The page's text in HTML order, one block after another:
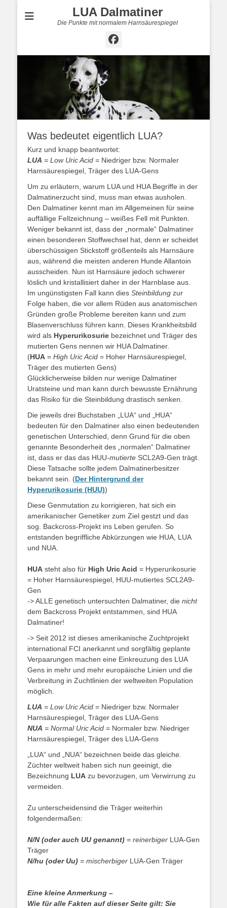
LUA Dalmatiner
Die Punkte mit normalem Harnsäurespiegel
Facebook
Was bedeutet eigentlich LUA?
Kurz und knapp beantwortet:
LUA = Low Uric Acid = Niedriger bzw. Normaler
Harnsäurespiegel, Träger des LUA-Gens
Um zu erläutern, warum LUA und HUA Begriffe in der
Dalmatinerzucht sind, muss man etwas ausholen.
Den Dalmatiner kennt man im Allgemeinen für seine
auffällige Fellzeichnung – weißes Fell mit Punkten.
Weniger bekannt ist, dass der „normale“ Dalmatiner
einen besonderen Stoffwechsel hat, denn er scheidet
überschüssigen Stickstoff größenteils als Harnsäure
aus, während die meisten anderen Hunde Allantoin
ausscheiden. Nun ist Harnsäure jedoch schwerer
löslich und kristallisiert daher in der Harnblase aus.
Im ungünstigsten Fall kann dies Steinbildung zur
Folge haben, die vor allem Rüden aus anatomischen
Gründen große Probleme bereiten kann und zum
Blasenverschluss führen kann. Dieses Krankheitsbild
wird als Hyperurikosurie bezeichnet und Träger des
mutierten Gens nennen wir HUA Dalmatiner.
(HUA = High Uric Acid = Hoher Harnsäurespiegel,
Träger des mutierten Gens)
Glücklicherweise bilden nur wenige Dalmatiner
Uratsteine und man kann durch bewusste Ernährung
das Risiko für die Steinbildung drastisch senken.
Die jeweils drei Buchstaben „LUA“ und „HUA“
bedeuten für den Dalmatiner also einen bedeutenden
genetischen Unterschied, denn Grund für die oben
genannte Besonderheit des „normalen“ Dalmatiner
ist, dass er das das HUU-mutierte SCL2A9-Gen trägt.
Diese Tatsache sollte jedem Dalmatinerbesitzer
bekannt sein. (Der Hintergrund der
Hyperurikosurie (HUU))
Diese Genmutation zu korrigieren, hat sich ein
amerikanischer Genetiker zum Ziel gestzt und das
sog. Backcross-Projekt ins Leben gerufen. So
entstanden begriffliche Abkürzungen wie HUA, LUA
und NUA.
HUA steht also für High Uric Acid = Hyperurikosurie
= Hoher Harnsäurespiegel, HUU-mutiertes SCL2A9-
Gen
-> ALLE genetisch untersuchten Dalmatiner, die nicht
dem Backcross Projekt entstammen, sind HUA
Dalmatiner!
-> Seit 2012 ist dieses amerikanische Zuchtprojekt
international FCI anerkannt und sorgfältig geplante
Verpaarungen machen eine Einkreuzung des LUA
Gens in mehr und mehr europäische Linien und die
Verbreitung in Zuchtlinien der weltweiten Population
möglich.
LUA = Low Uric Acid = Niedriger bzw. Normaler
Harnsäurespiegel, Träger des LUA-Gens
NUA = Normal Uric Acid = Normaler bzw. Niedriger
Harnsäurespiegel, Träger des LUA-Gens
„LUA“ und „NUA“ bezeichnen beide das gleiche.
Züchter weltweit haben sich nun geeinigt, die
Bezeichnung LUA zu bevorzugen, um Verwirrung zu
vermeiden.
Zu unterscheidensind die Träger weiterhin
folgendermaßen:
N/N (oder auch UU genannt) = reinerbiger LUA-Gen
Träger
N/hu (oder Uu) = mischerbiger LUA-Gen Träger
Eine kleine Anmerkung –
Wie für alle Fakten auf dieser Seite gilt: Sie